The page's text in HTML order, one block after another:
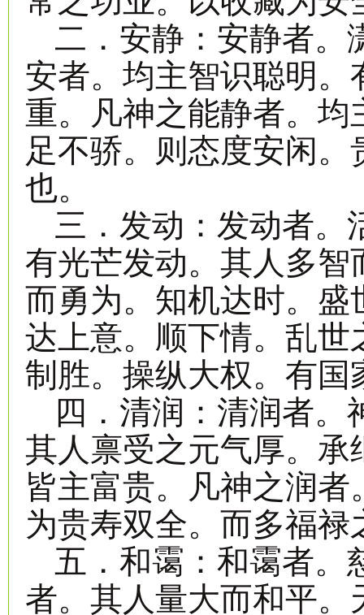
二．安静：安静者。
安者。均主智识聪明
重。凡神之能静者。
足不骄。则态度安闲
也。
三．发动：发动者。
有光芒发动。其人多
而勇为。知机达时。
达上意。顺下情。乱
制胜。操纵大权。有国
四．清润：清润者。
其人禀受之元气厚。
皆主富贵。凡神之润
为贵寿双全。而多福禄
五．和霭：和霭者。
者。其人量大而和平